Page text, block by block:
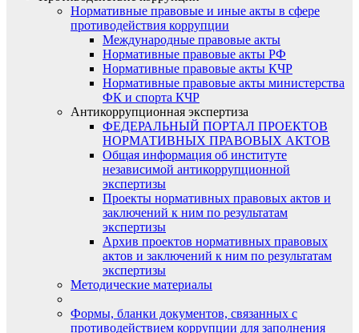
Нормативные правовые и иные акты в сфере
противодействия коррупции
Международные правовые акты
Нормативные правовые акты РФ
Нормативные правовые акты КЧР
Нормативные правовые акты министерства
ФК и спорта КЧР
Антикоррупционная экспертиза
ФЕДЕРАЛЬНЫЙ ПОРТАЛ ПРОЕКТОВ
НОРМАТИВНЫХ ПРАВОВЫХ АКТОВ
Общая информация об институте
независимой антикоррупционной
экспертизы
Проекты нормативных правовых актов и
заключений к ним по результатам
экспертизы
Архив проектов нормативных правовых
актов и заключений к ним по результатам
экспертизы
Методические материалы
Формы, бланки документов, связанных с
противодействием коррупции для заполнения